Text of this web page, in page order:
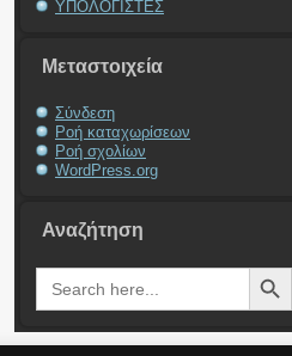
ΥΠΟΛΟΓΙΣΤΕΣ
Μεταστοιχεία
Σύνδεση
Ροή καταχωρίσεων
Ροή σχολίων
WordPress.org
Αναζήτηση
Search
for:
Search Button